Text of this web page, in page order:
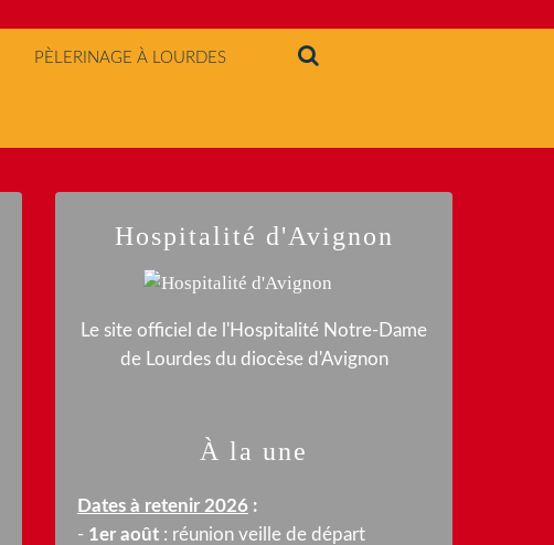
PÈLERINAGE À LOURDES
Hospitalité d'Avignon
Le site officiel de l'Hospitalité Notre-Dame
de Lourdes du diocèse d'Avignon
À la une
Dates à retenir 2026 :
- 1er août : réunion veille de départ